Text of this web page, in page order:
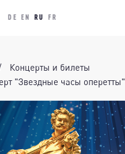
DE EN RU FR
Концерты и билеты
"Звездные часы оперетты"